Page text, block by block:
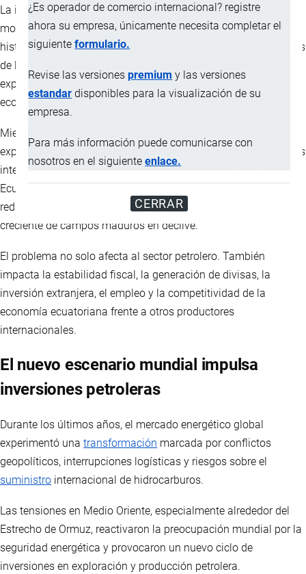
¿Es operador de comercio internacional? registre
ahora su empresa, únicamente necesita completar el
siguienteformulario.
Revise las versionespremium y las versiones
estandar disponibles para la visualización de su
empresa.
Para más información puede comunicarse con
nosotros en el siguienteenlace.
CERRAR
La industria petrolera ecuatoriana atraviesa uno de los
momentos más delicados de las últimas décadas. Aunque
históricamente el petróleo ha sido uno de los principales pilares
de la economía nacional, la falta sostenida de inversión en
exploración comienza a generar preocupaciones técnicas,
económicas y fiscales sobre el futuro energético del país.
Mientras varias regiones del mundo viven un nuevo auge de
exploración impulsado por tensiones geopolíticas, altos precios
internacionales y necesidades de seguridad energética,
Ecuador mantiene un ritmo limitado de desarrollo exploratorio,
reducción progresiva de reservas probadas y dependencia
creciente de campos maduros en declive.
El problema no solo afecta al sector petrolero. También
impacta la estabilidad fiscal, la generación de divisas, la
inversión extranjera, el empleo y la competitividad de la
economía ecuatoriana frente a otros productores
internacionales.
El nuevo escenario mundial impulsa
inversiones petroleras
Durante los últimos años, el mercado energético global
experimentó una transformación marcada por conflictos
geopolíticos, interrupciones logísticas y riesgos sobre el
suministro internacional de hidrocarburos.
Las tensiones en Medio Oriente, especialmente alrededor del
Estrecho de Ormuz, reactivaron la preocupación mundial por la
seguridad energética y provocaron un nuevo ciclo de
inversiones en exploración y producción petrolera.